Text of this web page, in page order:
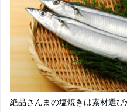
絶品さんまの塩焼きは素材選